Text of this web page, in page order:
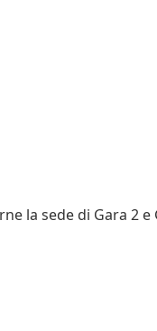
la sede di Gara 2